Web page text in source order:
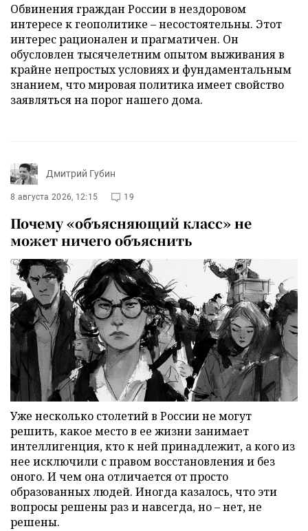
Обвинения граждан России в нездоровом
интересе к геополитике – несостоятельны. Этот
интерес рационален и прагматичен. Он
обусловлен тысячелетним опытом выживания в
крайне непростых условиях и фундаментальным
знанием, что мировая политика имеет свойство
заявляться на порог нашего дома.
Дмитрий Губин
8 августа 2026, 12:15 19
Почему «объясняющий класс» не
может ничего объяснить
Уже несколько столетий в России не могут
решить, какое место в ее жизни занимает
интеллигенция, кто к ней принадлежит, а кого из
нее исключили с правом восстановления и без
оного. И чем она отличается от просто
образованных людей. Иногда казалось, что эти
вопросы решены раз и навсегда, но – нет, не
решены.